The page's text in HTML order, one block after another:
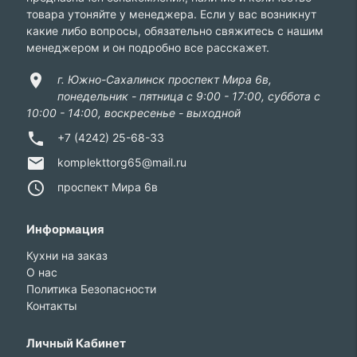
товара утоняйте у менеджера. Если у вас возникнут
какие либо вопросы, обязательно свяжитесь с нашим
менеджером и он подробно все расскажет.
location_on
г. Южно-Сахалинск проспект Мира 6в,
понедельник - пятница с 9:00 - 17:00, суббота с
10:00 - 14:00, воскресенье - выходной
phone +7 (4242) 25-68-33
email komplekttorg65@mail.ru
access_time проспект Мира 6в
Информация
Кухни на заказ
О нас
Политика Безопасности
Контакты
Личный Кабинет